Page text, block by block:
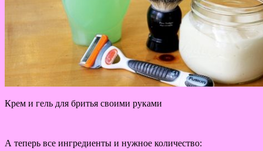
Крем и гель для бритья своими руками
А теперь все ингредиенты и нужное количество: